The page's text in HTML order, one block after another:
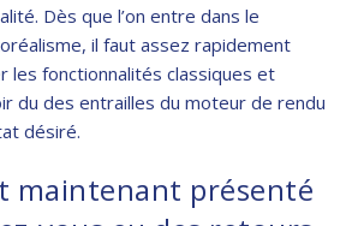
Dès que l’on entre dans le
il faut assez rapidement
les fonctionnalités classiques et
du des entrailles du moteur de rendu
désiré.
maintenant présenté